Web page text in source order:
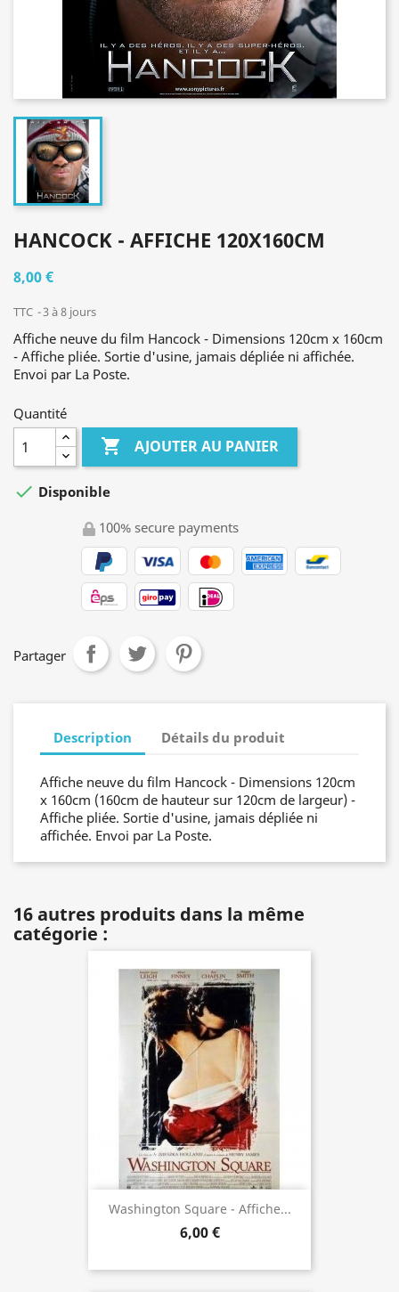
HANCOCK - AFFICHE 120X160CM
8,00 €
TTC 3 à 8 jours
Affiche neuve du film Hancock - Dimensions 120cm x 160cm
- Affiche pliée. Sortie d'usine, jamais dépliée ni affichée.
Envoi par La Poste.
Quantité
 AJOUTER AU PANIER
 Disponible
100% secure payments
Partager
Description Détails du produit
Affiche neuve du film Hancock - Dimensions 120cm
x 160cm (160cm de hauteur sur 120cm de largeur) -
Affiche pliée. Sortie d'usine, jamais dépliée ni
affichée. Envoi par La Poste.
16 autres produits dans la même
catégorie :
Washington Square - Affiche...
6,00 €